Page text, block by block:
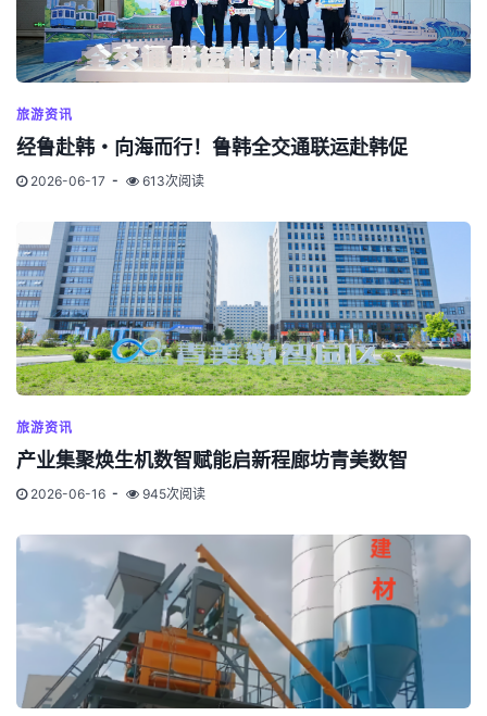
旅游资讯
经鲁赴韩・向海而行！鲁韩全交通联运赴韩促
2026-06-17 613次阅读
旅游资讯
产业集聚焕生机数智赋能启新程廊坊青美数智
2026-06-16 945次阅读